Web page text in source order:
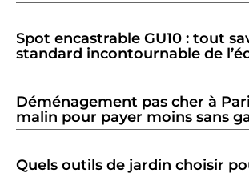
Spot encastrable GU10 : tout
standard incontournable de
Déménagement pas cher à
malin pour payer moins sans
Quels outils de jardin choisir